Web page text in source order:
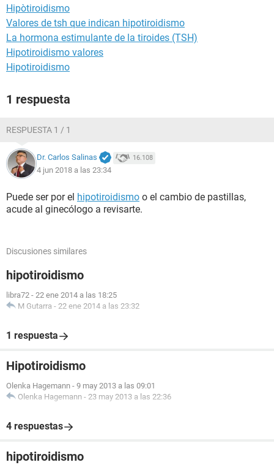
Hipòtiroidismo
Valores de tsh que indican hipotiroidismo
La hormona estimulante de la tiroides (TSH)
Hipotiroidismo valores
Hipotiroidismo
1 respuesta
RESPUESTA 1 / 1
Dr. Carlos Salinas 16.108
4 jun 2018 a las 23:34
Puede ser por el hipotiroidismo o el cambio de pastillas,
acude al ginecólogo a revisarte.
Discusiones similares
hipotiroidismo
libra72 - 22 ene 2014 a las 18:25
M Gutarra - 22 ene 2014 a las 23:32
1 respuesta
Hipotiroidismo
Olenka Hagemann - 9 may 2013 a las 09:01
Olenka Hagemann - 23 may 2013 a las 22:36
4 respuestas
hipotiroidismo